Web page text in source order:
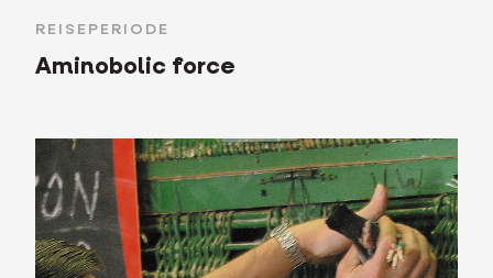
REISEPERIODE
Aminobolic force